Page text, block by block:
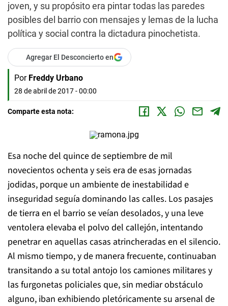
joven, y su propósito era pintar todas las paredes
posibles del barrio con mensajes y lemas de la lucha
política y social contra la dictadura pinochetista.
Agregar El Desconcierto en
Por Freddy Urbano
28 de abril de 2017 - 00:00
Comparte esta nota:
Esa noche del quince de septiembre de mil
novecientos ochenta y seis era de esas jornadas
jodidas, porque un ambiente de inestabilidad e
inseguridad seguía dominando las calles. Los pasajes
de tierra en el barrio se veían desolados, y una leve
ventolera elevaba el polvo del callejón, intentando
penetrar en aquellas casas atrincheradas en el silencio.
Al mismo tiempo, y de manera frecuente, continuaban
transitando a su total antojo los camiones militares y
las furgonetas policiales que, sin mediar obstáculo
alguno, iban exhibiendo pletóricamente su arsenal de